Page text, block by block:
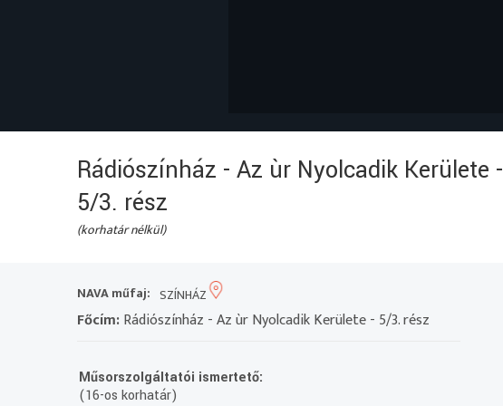
Rádiószínház - Az ùr Nyolcadik Kerülete -
5/3. rész
(korhatár nélkül)
NAVA műfaj: SZÍNHÁZ
Főcím:Rádiószínház - Az ùr Nyolcadik Kerülete - 5/3. rész
Műsorszolgáltatói ismertető:
(16-os korhatár)